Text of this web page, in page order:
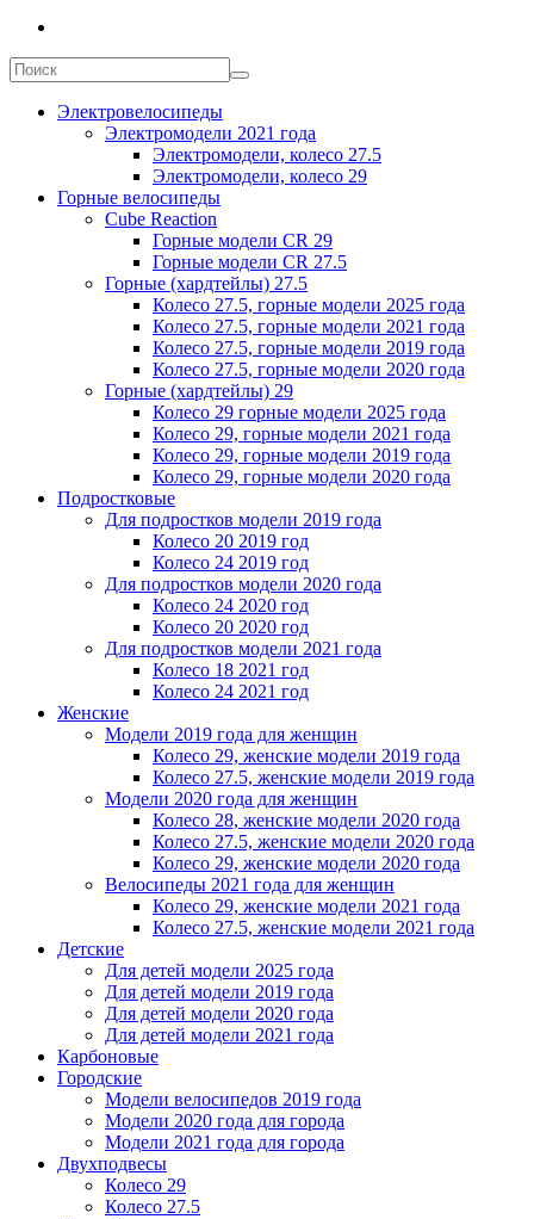
Электровелосипеды
Электромодели 2021 года
Электромодели, колесо 27.5
Электромодели, колесо 29
Горные велосипеды
Cube Reaction
Горные модели CR 29
Горные модели CR 27.5
Горные (хардтейлы) 27.5
Колесо 27.5, горные модели 2025 года
Колесо 27.5, горные модели 2021 года
Колесо 27.5, горные модели 2019 года
Колесо 27.5, горные модели 2020 года
Горные (хардтейлы) 29
Колесо 29 горные модели 2025 года
Колесо 29, горные модели 2021 года
Колесо 29, горные модели 2019 года
Колесо 29, горные модели 2020 года
Подростковые
Для подростков модели 2019 года
Колесо 20 2019 год
Колесо 24 2019 год
Для подростков модели 2020 года
Колесо 24 2020 год
Колесо 20 2020 год
Для подростков модели 2021 года
Колесо 18 2021 год
Колесо 24 2021 год
Женскиe
Модели 2019 года для женщин
Колесо 29, женские модели 2019 года
Колесо 27.5, женские модели 2019 года
Модели 2020 года для женщин
Колесо 28, женские модели 2020 года
Колесо 27.5, женские модели 2020 года
Колесо 29, женские модели 2020 года
Велосипеды 2021 года для женщин
Колесо 29, женские модели 2021 года
Колесо 27.5, женские модели 2021 года
Детские
Для детей модели 2025 года
Для детей модели 2019 года
Для детей модели 2020 года
Для детей модели 2021 года
Карбоновые
Городские
Модели велосипедов 2019 года
Модели 2020 года для города
Модели 2021 года для города
Двухподвесы
Колесо 29
Колесо 27.5